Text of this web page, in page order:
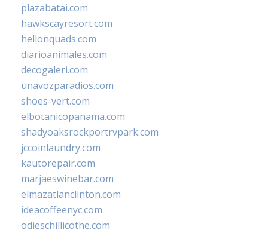
plazabatai.com
hawkscayresort.com
hellonquads.com
diarioanimales.com
decogaleri.com
unavozparadios.com
shoes-vert.com
elbotanicopanama.com
shadyoaksrockportrvpark.com
jccoinlaundry.com
kautorepair.com
marjaeswinebar.com
elmazatlanclinton.com
ideacoffeenyc.com
odieschillicothe.com